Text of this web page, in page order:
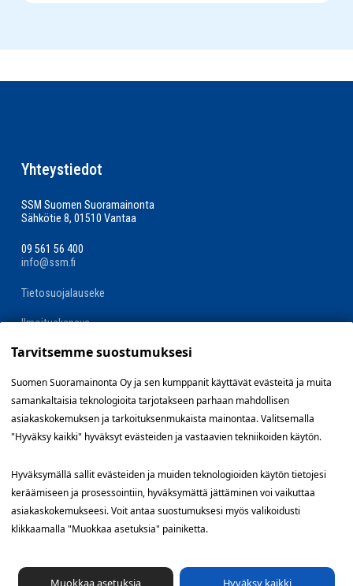
Yhteystiedot
SSM Suomen Suoramainonta
Sähkötie 8, 01510 Vantaa
09 561 56 400
info@ssm.fi
Tietosuojalauseke
Ilmoituskanava
Evästevalinnat »
Oikopolut
Hae töitä
Blogi
Tarvitsemme suostumuksesi
Suomen Suoramainonta Oy ja sen kumppanit käyttävät evästeitä ja muita
samankaltaisia teknologioita tarjotakseen parhaan mahdollisen
asiakaskokemuksen ja tarkoituksenmukaista mainontaa. Valitsemalla
"Hyväksy kaikki" hyväksyt evästeiden ja vastaavien tekniikoiden käytön.
Hyväksymällä sallit evästeiden ja muiden teknologioiden käytön tietojesi
keräämiseen ja prosessointiin, hyväksymättä jättäminen voi vaikuttaa
asiakaskokemukseesi. Voit antaa suostumuksesi myös valikoidusti
klikkaamalla "Muokkaa asetuksia" painiketta.
Muokkaa asetuksia Hyväksy kaikki